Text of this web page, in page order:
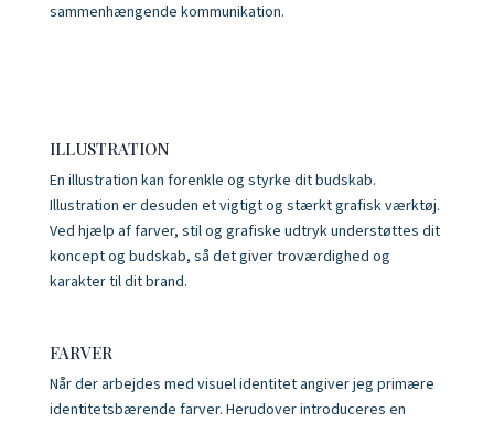
sammenhængende kommunikation.
ILLUSTRATION
En illustration kan forenkle og styrke dit budskab.
Illustration er desuden et vigtigt og stærkt grafisk værktøj.
Ved hjælp af farver, stil og grafiske udtryk understøttes dit
koncept og budskab, så det giver troværdighed og
karakter til dit brand.
FARVER
Når der arbejdes med visuel identitet angiver jeg primære
identitetsbærende farver. Herudover introduceres en